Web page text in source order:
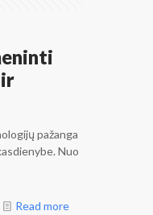
pažanga
Nuo
Read more